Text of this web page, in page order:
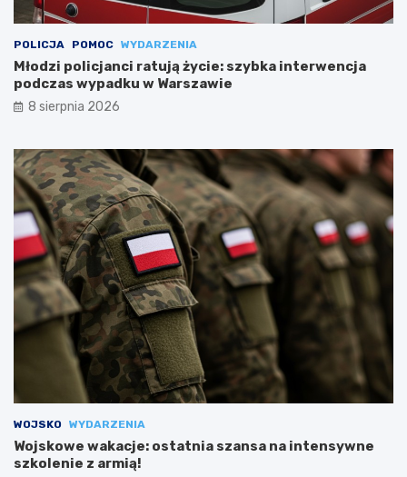
POLICJA POMOC WYDARZENIA
Młodzi policjanci ratują życie: szybka interwencja
podczas wypadku w Warszawie
8 sierpnia 2026
WOJSKO WYDARZENIA
Wojskowe wakacje: ostatnia szansa na intensywne
szkolenie z armią!